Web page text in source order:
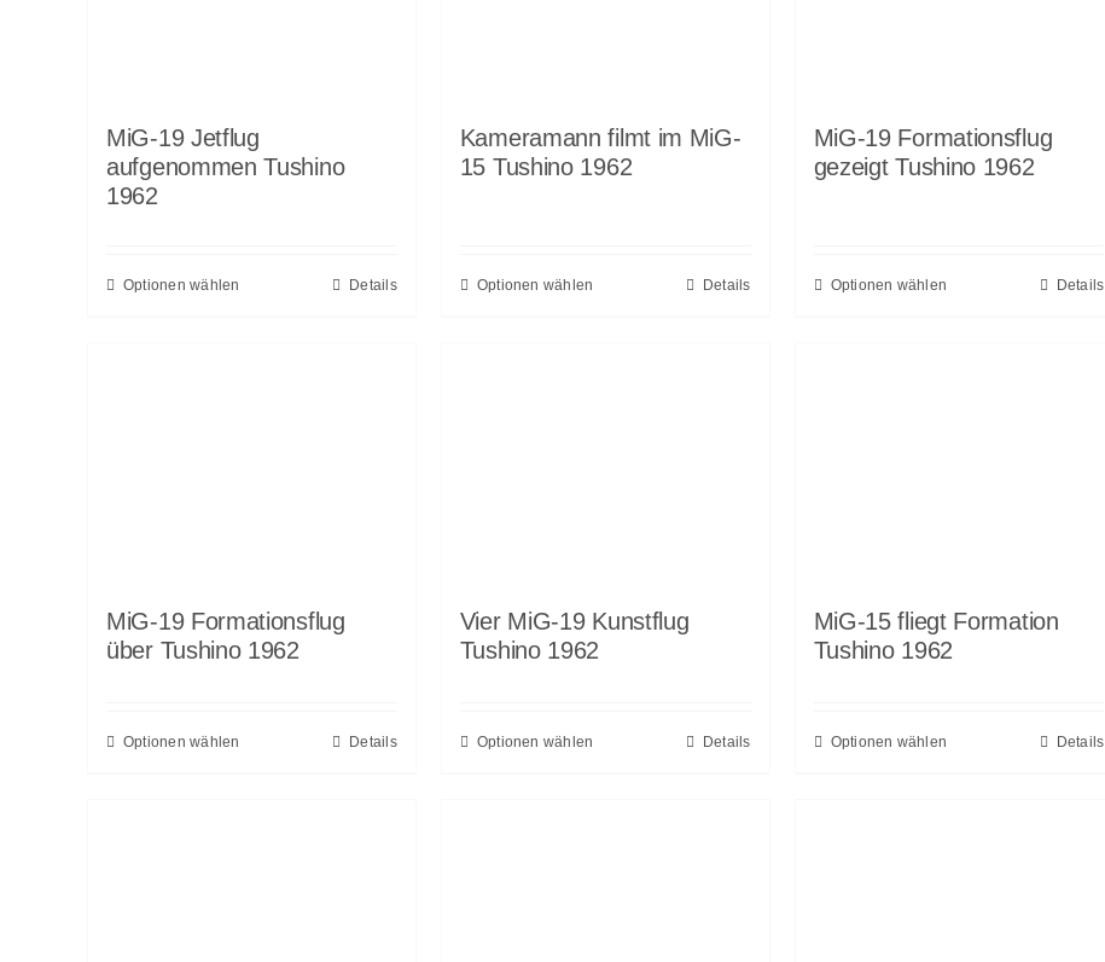
MiG-19 Jetflug
aufgenommen Tushino
1962
Optionen wählen Details
Kameramann filmt im MiG-
15 Tushino 1962
Optionen wählen Details
MiG-19 Formationsflug
gezeigt Tushino 1962
Optionen wählen Details
MiG-19 Formationsflug
über Tushino 1962
Optionen wählen Details
Vier MiG-19 Kunstflug
Tushino 1962
Optionen wählen Details
MiG-15 fliegt Formation
Tushino 1962
Optionen wählen Details